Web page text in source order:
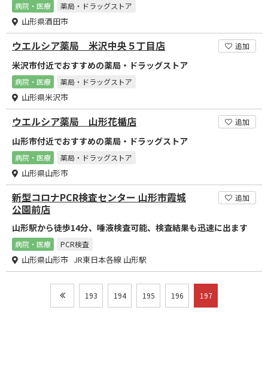
病院・医療 薬局・ドラッグストア
山形県酒田市
ウエルシア薬局 米沢中央５丁目店 追加
米沢市付近でおすすめの薬局・ドラッグストア
病院・医療 薬局・ドラッグストア
山形県米沢市
ウエルシア薬局 山形花楯店 追加
山形市付近でおすすめの薬局・ドラッグストア
病院・医療 薬局・ドラッグストア
山形県山形市
新型コロナPCR検査センター 山形市霞城
公園前店
追加
山形駅から徒歩14分、唾液検査可能、検査結果も迅速に出ます
病院・医療 PCR検査
山形県山形市 JR東日本各線 山形駅
193 194 195 196 197